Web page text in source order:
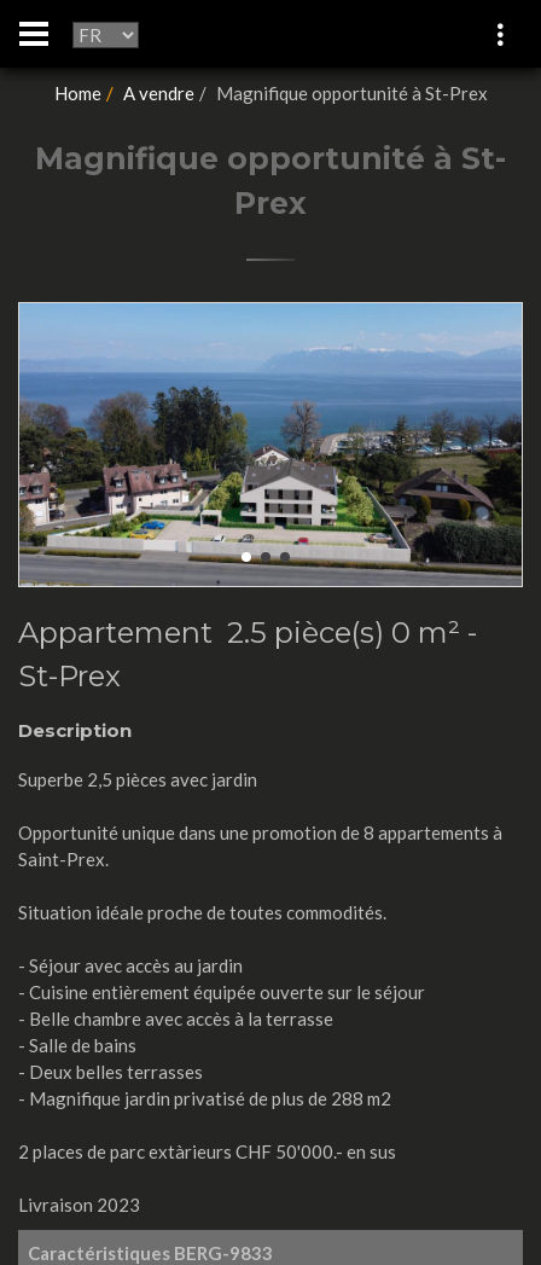
Home A vendre Magnifique opportunité à St-Prex
Magnifique opportunité à St-
Prex
Appartement 2.5 pièce(s) 0 m² -
St-Prex
Description
Superbe 2,5 pièces avec jardin
Opportunité unique dans une promotion de 8 appartements à
Saint-Prex.
Situation idéale proche de toutes commodités.
- Séjour avec accès au jardin
- Cuisine entièrement équipée ouverte sur le séjour
- Belle chambre avec accès à la terrasse
- Salle de bains
- Deux belles terrasses
- Magnifique jardin privatisé de plus de 288 m2
2 places de parc extàrieurs CHF 50'000.- en sus
Livraison 2023
Caractéristiques BERG-9833